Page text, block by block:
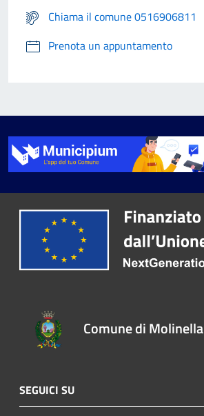
Chiama il comune 0516906811
Prenota un appuntamento
Comune di Molinella
SEGUICI SU